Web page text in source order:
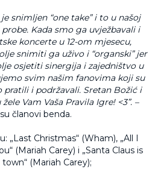
snimljen “one take” i to u našoj
Kada smo ga uvježbavali i
koncerte u 12-om mjesecu,
snimiti ga uživo i “organski” jer
osjetiti sinergija i zajedništvo u
svim našim fanovima koji su
pratili i podržavali. Sretan Božić i
Vam Vaša Pravila Igre! <3”. –
članovi benda.
„Last Christmas“ (Wham), „All I
(Mariah Carey) i „Santa Claus is
(Mariah Carey);